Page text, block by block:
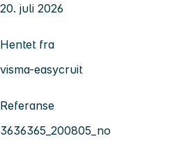
20. juli 2026
Hentet fra
visma-easycruit
Referanse
3636365_200805_no